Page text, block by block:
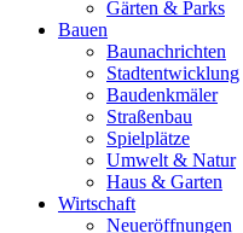
Gärten & Parks
Bauen
Baunachrichten
Stadtentwicklung
Baudenkmäler
Straßenbau
Spielplätze
Umwelt & Natur
Haus & Garten
Wirtschaft
Neueröffnungen